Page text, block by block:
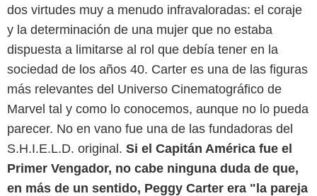
dos virtudes muy a menudo infravaloradas: el coraje
y la determinación de una mujer que no estaba
dispuesta a limitarse al rol que debía tener en la
sociedad de los años 40. Carter es una de las figuras
más relevantes del Universo Cinematográfico de
Marvel tal y como lo conocemos, aunque no lo pueda
parecer. No en vano fue una de las fundadoras del
S.H.I.E.L.D. original. Si el Capitán América fue el
Primer Vengador, no cabe ninguna duda de que,
en más de un sentido, Peggy Carter era "la pareja